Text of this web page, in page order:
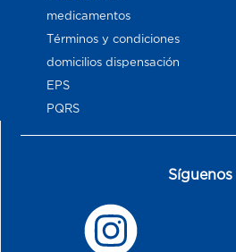
medicamentos
Términos y condiciones
domicilios dispensación
EPS
PQRS
Síguenos